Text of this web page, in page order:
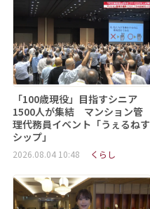
「100歳現役」目指すシニア
1500人が集結 マンション管
理代務員イベント「うぇるねす
シップ」
2026.08.04 10:48 くらし